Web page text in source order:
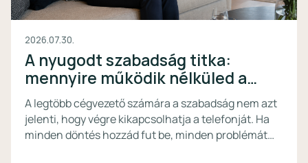
2026.07.30.
A nyugodt szabadság titka:
mennyire működik nélküled a
vállalkozásod?
A legtöbb cégvezető számára a szabadság nem azt
jelenti, hogy végre kikapcsolhatja a telefonját. Ha
minden döntés hozzád fut be, minden problémát